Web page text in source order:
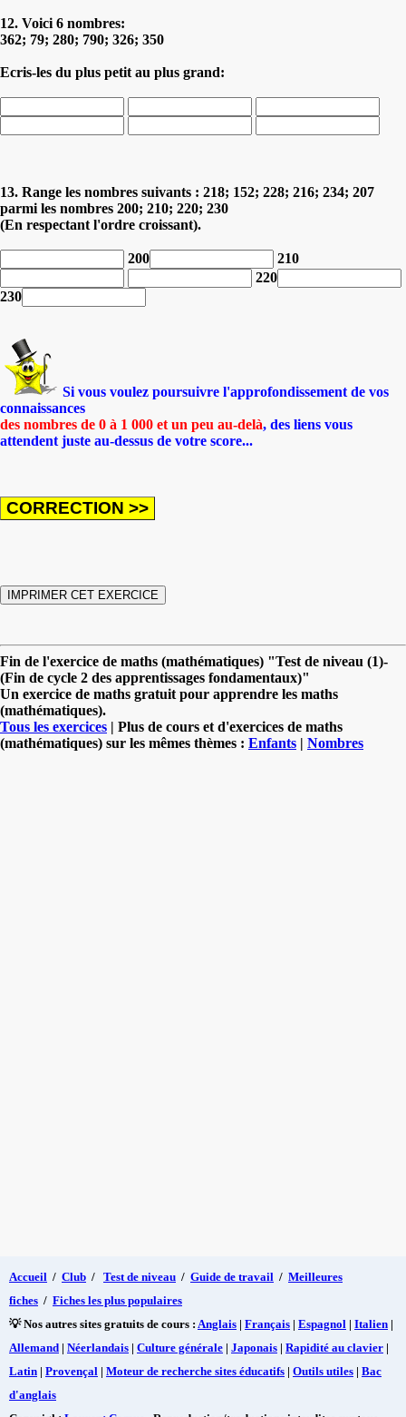
12. Voici 6 nombres:
362; 79; 280; 790; 326; 350
Ecris-les du plus petit au plus grand:
13. Range les nombres suivants : 218; 152; 228; 216; 234; 207
parmi les nombres 200; 210; 220; 230
(En respectant l'ordre croissant).
200
210
220
230
Si vous voulez poursuivre l'approfondissement de vos
connaissances
des nombres de 0 à 1 000 et un peu au-delà, des liens vous
attendent juste au-dessus de votre score...
Fin de l'exercice de maths (mathématiques) "Test de niveau (1)-
(Fin de cycle 2 des apprentissages fondamentaux)"
Un exercice de maths gratuit pour apprendre les maths
(mathématiques).
Tous les exercices | Plus de cours et d'exercices de maths
(mathématiques) sur les mêmes thèmes : Enfants | Nombres
Accueil / Club / Test de niveau / Guide de travail / Meilleures
fiches / Fiches les plus populaires
💡 Nos autres sites gratuits de cours : Anglais | Français | Espagnol | Italien |
Allemand | Néerlandais | Culture générale | Japonais | Rapidité au clavier |
Latin | Provençal | Moteur de recherche sites éducatifs | Outils utiles | Bac
d'anglais